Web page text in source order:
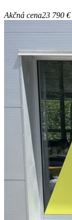
Akčná cena23 790 €